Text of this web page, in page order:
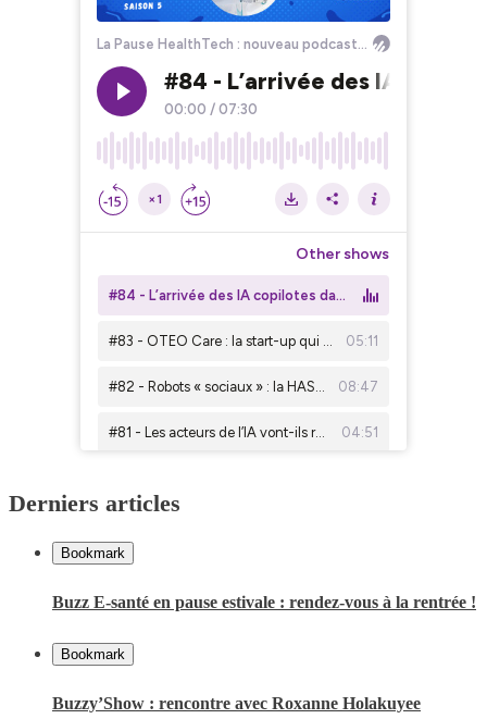
Derniers articles
Bookmark
Buzz E-santé en pause estivale : rendez-vous à la rentrée !
Bookmark
Buzzy’Show : rencontre avec Roxanne Holakuyee